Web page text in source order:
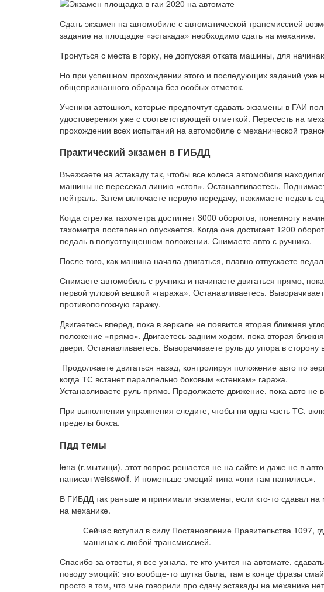
Сдать экзамен на автомобиле с автоматической трансмиссией
задание на площадке «эстакада» необходимо сдать на механике.
Тронуться с места в горку, не допуская отката машины, для
Но при успешном прохождении этого и последующих заданий уже
общепризнанного образца без особых отметок.
Ученики автошкол, которые предпочтут сдавать экзамены в ГАИ
удостоверения уже с соответствующей отметкой. Пересесть на
прохождении всех испытаний на автомобиле с механической
Практический экзамен в ГИБДД
Въезжаете на эстакаду так, чтобы все колеса автомобиля
машины не пересекал линию «стоп». Останавливаетесь.
нейтраль. Затем включаете первую передачу, нажимаете педаль
Когда стрелка тахометра достигнет 3000 оборотов, понемногу
тахометра постепенно опускается. Когда она достигает 1200
педаль в полуотпущенном положении. Снимаете авто с ручника.
После того, как машина начала двигаться, плавно отпускаете
Снимаете автомобиль с ручника и начинаете двигаться прямо,
первой угловой вешкой «гаража». Останавливаетесь.
противоположную гаражу.
Двигаетесь вперед, пока в зеркале не появится вторая ближняя
положение «прямо». Двигаетесь задним ходом, пока вторая
двери. Останавливаетесь. Выворачиваете руль до упора в сторону
Продолжаете двигаться назад, контролируя положение авто по
когда ТС встанет параллельно боковым «стенкам» гаража.
Устанавливаете руль прямо. Продолжаете движение, пока авто не
При выполнении упражнения следите, чтобы ни одна часть ТС,
пределы бокса.
Пдд темы
lena (г.мытищи), этот вопрос решается не на сайте и даже не в
написал weisswolf. И поменьше эмоций типа «они там напились».
В ГИБДД так раньше и принимали экзамены, если кто-то сдавал
на механике.
Сейчас вступил в силу Постановление Правительства 1097,
машинах с любой трансмиссией.
Спасибо за ответы, я все узнала, те кто учится на автомате,
поводу эмоций: это вообще-то шутка была, там в конце фразы
просто в том, что мне говорили про сдачу эстакады на механике